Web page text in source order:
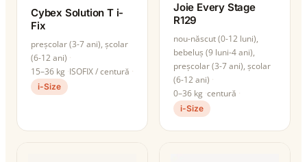
Cybex Solution T i-
Fix
preșcolar (3-7 ani), școlar
(6-12 ani)
15–36 kg ISOFIX / centură
i-Size
Joie Every Stage
R129
nou-născut (0-12 luni),
bebeluș (9 luni-4 ani),
preșcolar (3-7 ani), școlar
(6-12 ani)
0–36 kg centură
i-Size